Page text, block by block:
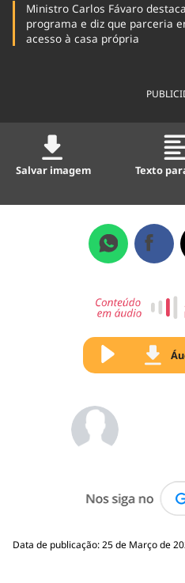
Ministro Carlos Fávaro
programa e diz que parceria
acesso à casa própria
Salvar imagem Texto
Data de publicação: 25 de Março de